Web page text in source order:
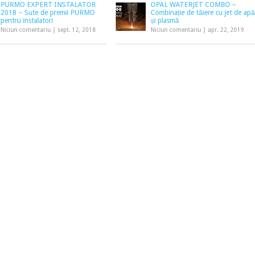
PURMO EXPERT INSTALATOR
2018 – Sute de premii PURMO
pentru instalatori
Niciun comentariu sept. 12, 2018
OPAL WATERJET COMBO –
Combinație de tăiere cu jet de apă
și plasmă
Niciun comentariu apr. 22, 2019